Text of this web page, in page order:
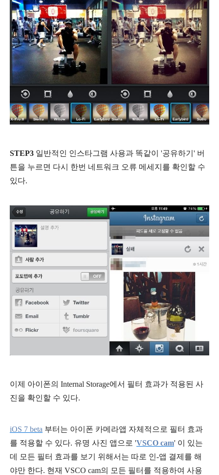
STEP3 일반적인 인스타그램 사용과 똑같이 '공유하기' 버
튼을 누르면 다시 한번 네트워크 오류 메세지를 확인할 수
있다.
이제 아이폰의 Internal Storage에서 필터 효과가 적용된 사
진을 확인할 수 있다.
iOS 7 beta 부터는 아이폰 카메라앱 자체적으로 필터 효과
를 적용할 수 있다. 유명 사진 앱으로 'VSCO cam' 이 있는
데 모든 필터 효과를 보기 위해서는 따로 인-앱 결제를 해
야만 한다. 현재 VSCO cam의 모든 필터를 적용하여 사용